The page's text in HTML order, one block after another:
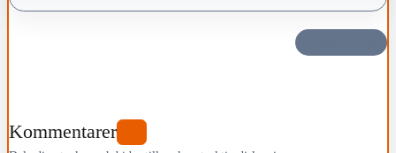
Kommentarer